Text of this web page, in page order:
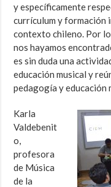
y específicamente
currículum y formación
contexto chileno. Por
nos hayamos
es sin duda una
educación musical y
pedagogía y educación
Karla
Valdebenit
o,
profesora
de Música
de la